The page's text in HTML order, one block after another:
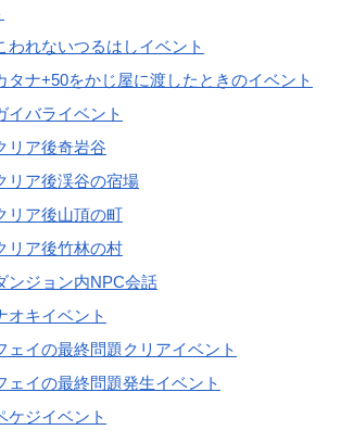
われないつるはしイベント
タナ+50をかじ屋に渡したときのイベント
イバライベント
リア後奇岩谷
リア後渓谷の宿場
リア後山頂の町
リア後竹林の村
ンジョン内NPC会話
オキイベント
ェイの最終問題クリアイベント
ェイの最終問題発生イベント
ケジイベント